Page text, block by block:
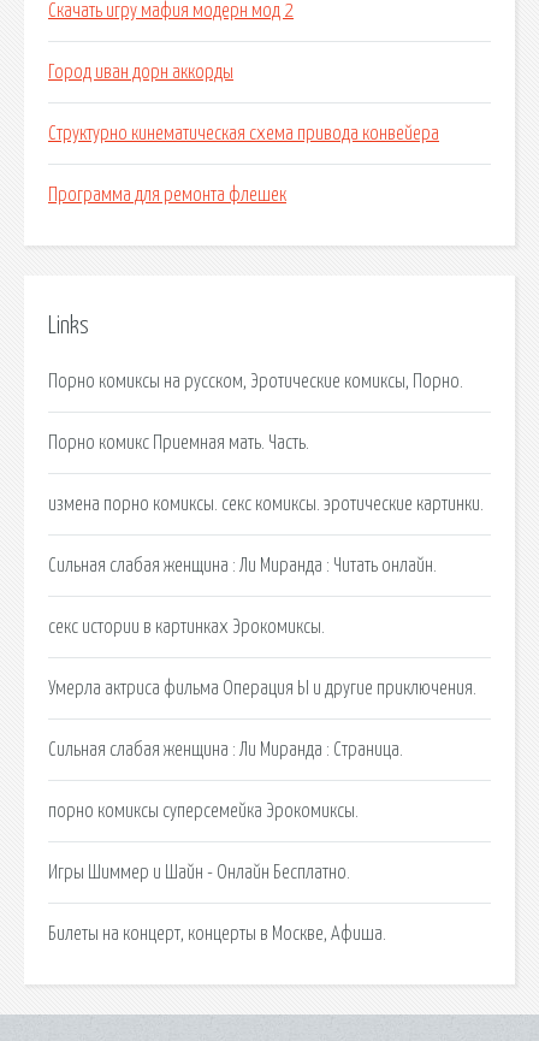
Скачать игру мафия модерн мод 2
Город иван дорн аккорды
Структурно кинематическая схема привода конвейера
Программа для ремонта флешек
Links
Порно комиксы на русском, Эротические комиксы, Порно.
Порно комикс Приемная мать. Часть.
измена порно комиксы. секс комиксы. эротические картинки.
Сильная слабая женщина : Ли Миранда : Читать онлайн.
секс истории в картинках Эрокомиксы.
Умерла актриса фильма Операция Ы и другие приключения.
Сильная слабая женщина : Ли Миранда : Страница.
порно комиксы суперсемейка Эрокомиксы.
Игры Шиммер и Шайн - Онлайн Бесплатно.
Билеты на концерт, концерты в Москве, Афиша.